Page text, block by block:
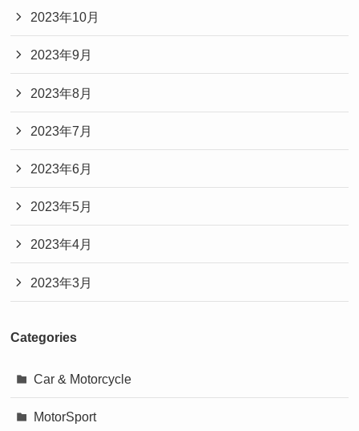
2023年10月
2023年9月
2023年8月
2023年7月
2023年6月
2023年5月
2023年4月
2023年3月
Categories
Car & Motorcycle
MotorSport